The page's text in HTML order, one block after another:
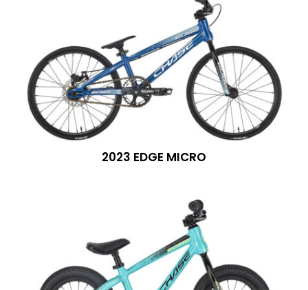
2023 EDGE MICRO